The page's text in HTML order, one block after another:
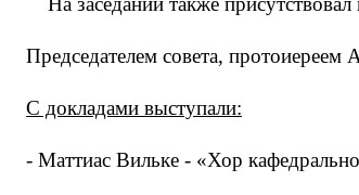
Председателем совета,
С докладами выступали:
- Маттиас Вильке - «Хор